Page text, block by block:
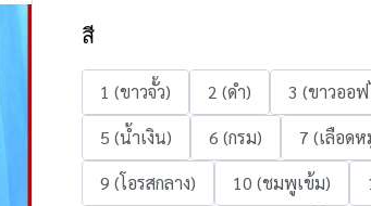
สี
1 (ขาวจั้ว) 2 (ดำ) 3 (ขาวออ
5 (น้ำเงิน)
6 (กรม) 7 (เลือดห
9 (โอรสกลาง)
10 (ชมพูเข้ม)